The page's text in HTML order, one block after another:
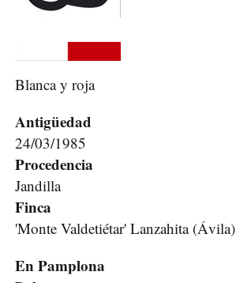
Blanca y roja
Antigüedad
24/03/1985
Procedencia
Jandilla
Finca
'Monte Valdetiétar' Lanzahita (Ávila)
En Pamplona